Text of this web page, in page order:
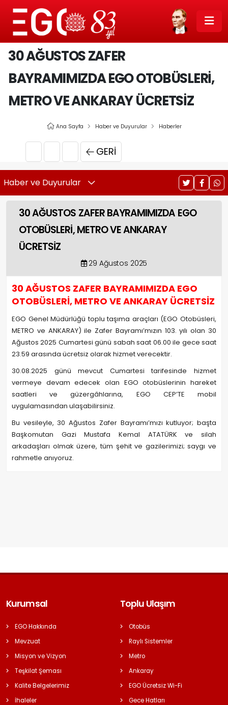
30 AĞUSTOS ZAFER
BAYRAMIMIZDA EGO OTOBÜSLERİ,
METRO VE ANKARAY ÜCRETSİZ
Ana Sayfa Haber ve Duyurular Haberler
GERI
Haber ve Duyurular
30 AĞUSTOS ZAFER BAYRAMIMIZDA EGO
OTOBÜSLERİ, METRO VE ANKARAY
ÜCRETSİZ
29 Ağustos 2025
30 AĞUSTOS ZAFER BAYRAMIMIZDA EGO
OTOBÜSLERİ, METRO VE ANKARAY ÜCRETSİZ
EGO Genel Müdürlüğü toplu taşıma araçları (EGO Otobüsleri,
METRO ve ANKARAY) ile Zafer Bayramı’mızın 103. yılı olan 30
Ağustos 2025 Cumartesi günü sabah saat 06.00 ile gece saat
23.59 arasında ücretsiz olarak hizmet verecektir.
30.08.2025 günü mevcut Cumartesi tarifesinde hizmet
vermeye devam edecek olan EGO otobüslerinin hareket
saatleri ve güzergâhlarına, EGO CEP’TE mobil
uygulamasından ulaşabilirsiniz.
Bu vesileyle, 30 Ağustos Zafer Bayramı’mızı kutluyor; başta
Başkomutan Gazi Mustafa Kemal ATATÜRK ve silah
arkadaşları olmak üzere, tüm şehit ve gazilerimizi; saygı ve
rahmetle anıyoruz.
Kurumsal
EGO Hakkında
Mevzuat
Misyon ve Vizyon
Teşkilat Şeması
Kalite Belgelerimiz
İhaleler
Toplu Ulaşım
Otobüs
Raylı Sistemler
Metro
Ankaray
EGO Ücretsiz Wi-Fi
Gece Hatları